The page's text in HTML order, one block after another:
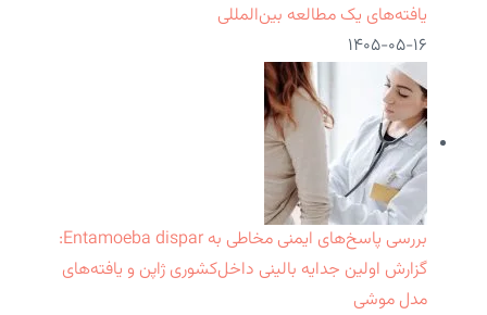
یافته‌های یک مطالعه بین‌المللی
۱۴۰۵-۰۵-۱۶
بررسی پاسخ‌های ایمنی مخاطی به Entamoeba dispar:
گزارش اولین جدایه بالینی داخل‌کشوری ژاپن و یافته‌های
مدل موشی